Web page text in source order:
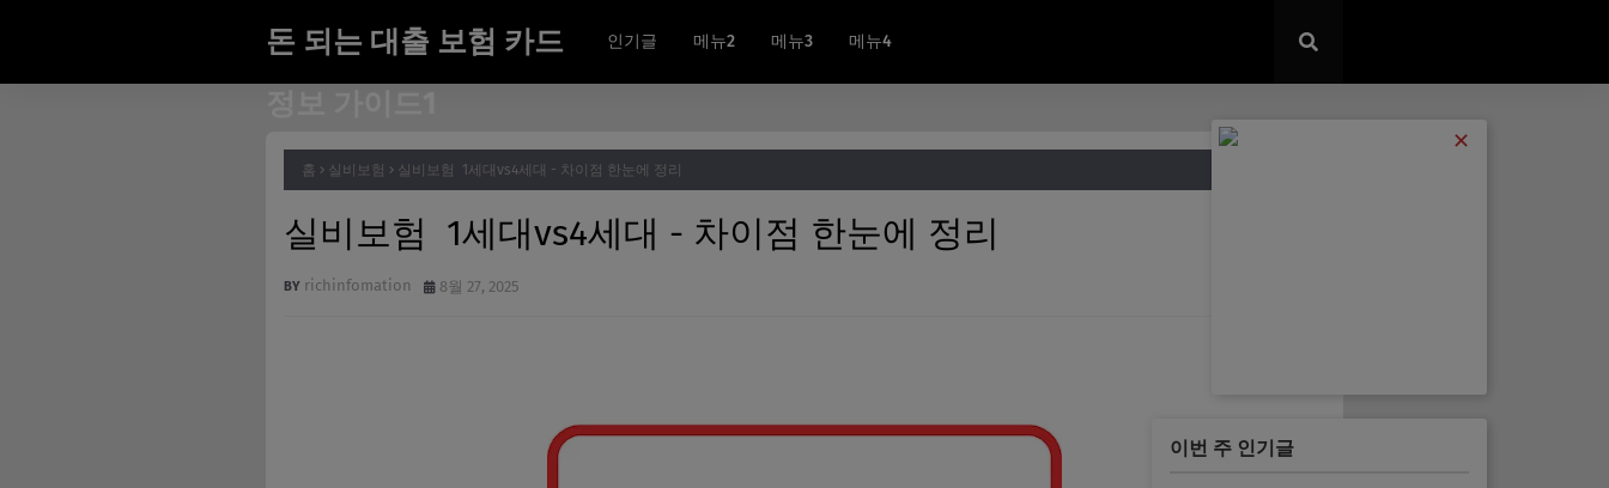
돈 되는 대출 보험 카드
인기글 메뉴2 메뉴3 메뉴4
홈 실비보험 실비보험 1세대vs4세대 - 차이점 한눈에 정리
실비보험 1세대vs4세대 - 차이점 한눈에 정리
richinfomation 8월 27, 2025
✕
이번 주 인기글